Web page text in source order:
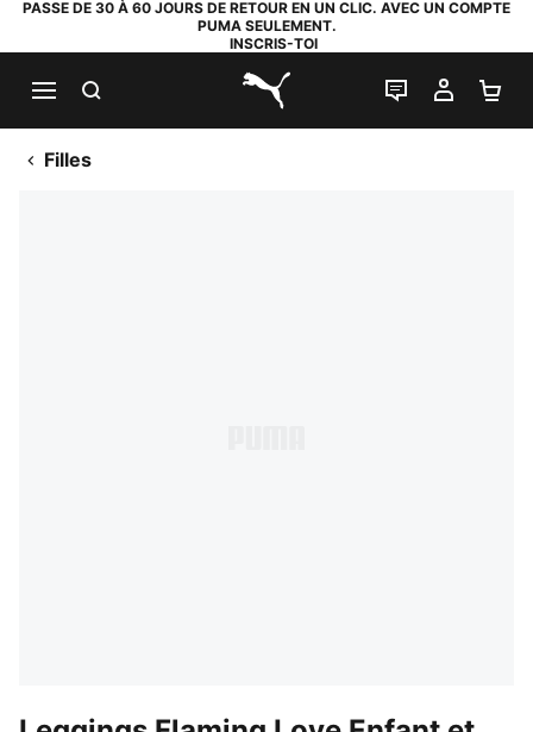
PASSE DE 30 À 60 JOURS DE RETOUR EN UN CLIC. AVEC UN COMPTE
PUMA SEULEMENT.
INSCRIS-TOI
PUMA.com
LIVE CHAT
MON
Filles